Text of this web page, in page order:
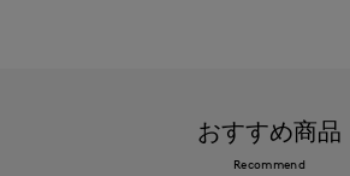
おすすめ商品
Recommend